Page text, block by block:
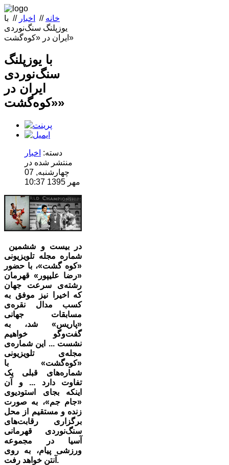
خانه // اخبار // با
یوزپلنگ سنگ‌نوردی
ایران در «کوه‌گشت»
با یوزپلنگ
سنگ‌نوردی
ایران در
«کوه‌گشت»
دسته: اخبار
منتشر شده در
چهارشنبه, 07
مهر 1395 10:37
در بیست و ششمین
شماره مجله تلویزیونی
«کوه گشت»، با حضور
«رضا علیپور» قهرمان
رشته‌ی سرعت جهان
که اخیرا‍‌ نیز موفق به
کسب مدال نقره‌ی
مسابقات جهانی
«پاریس» شد، به
گفت‌وگو خواهیم
نشست ... این شماره‌ی
مجله‌ی تلویزیونی
«کوه‌گشت» با
شماره‌های قبلی یک
تفاوت دارد ... و آن
اینکه بجای استودیوی
«جام جم»، به صورت
زنده و مستقیم از محل
برگزاری رقابت‌های
سنگ‌نوردی قهرمانی
آسیا در مجموعه
ورزشی پیام، به روی
آنتن خواهد رفت.